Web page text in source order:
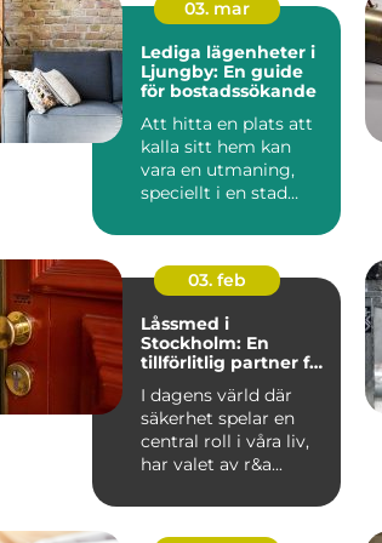
03. mar
Lediga lägenheter i
Ljungby: En guide
för bostadssökande
Att hitta en plats att
kalla sitt hem kan
vara en utmaning,
speciellt i en stad
g...
03. feb
Låssmed i
Stockholm: En
tillförlitlig partner för
I dagens värld där
säkerhet spelar en
central roll i våra liv,
har valet av r&a...